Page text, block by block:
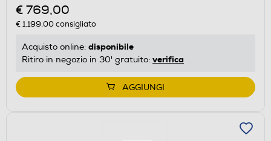
€ 769,00
€ 1.199,00consigliato
Acquisto online: disponibile
Ritiro in negozio in 30' gratuito: verifica
AGGIUNGI